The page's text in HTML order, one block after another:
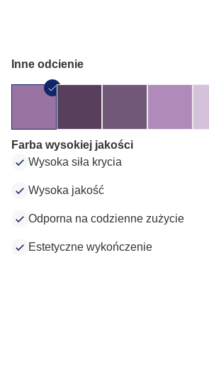
Inne odcienie
Farba wysokiej jakości
Wysoka siła krycia
Wysoka jakość
Odporna na codzienne zużycie
Estetyczne wykończenie